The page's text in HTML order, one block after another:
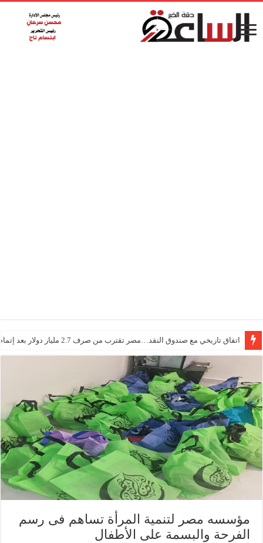
اتفاق تاريخي مع صندوق النقد…مصر تقترب من صرف 2.7 مليار دولار بعد إتمام المراجعتين
مؤسسه مصر لتنمية المرأة تساهم فى رسم
الفرحة والبسمة على الأطفال